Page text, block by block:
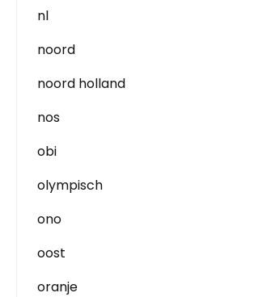
nl
noord
noord holland
nos
obi
olympisch
ono
oost
oranje